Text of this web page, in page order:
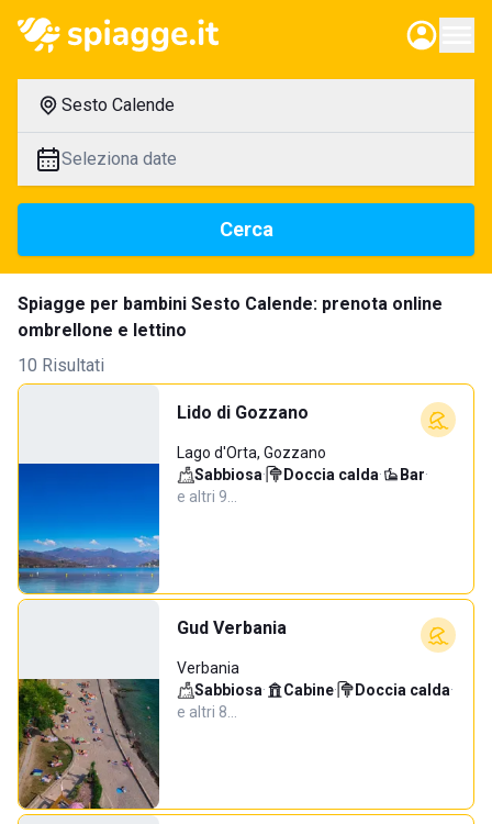
Sesto Calende
Seleziona date
Cerca
Spiagge per bambini Sesto Calende: prenota online
ombrellone e lettino
10 Risultati
Lido di Gozzano
Lago d'Orta, Gozzano
Sabbiosa· Doccia calda· Bar·
e altri 9…
Gud Verbania
Verbania
Sabbiosa· Cabine· Doccia calda·
e altri 8…